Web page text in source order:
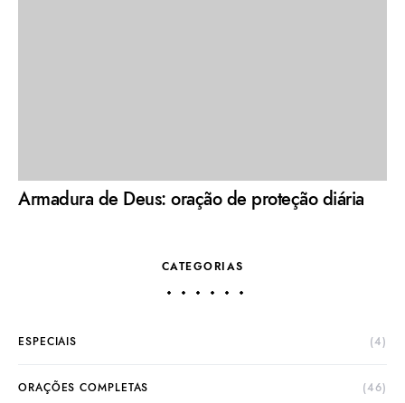
Armadura de Deus: oração de proteção diária
CATEGORIAS
ESPECIAIS (4)
ORAÇÕES COMPLETAS (46)